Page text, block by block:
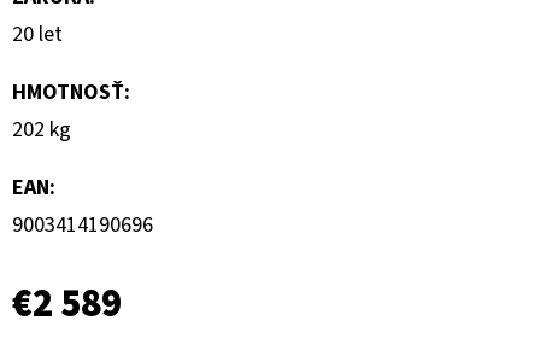
20 let
HMOTNOSŤ:
202 kg
EAN:
9003414190696
€2 589